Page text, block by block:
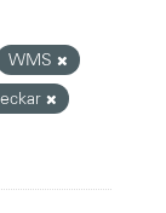
WMS